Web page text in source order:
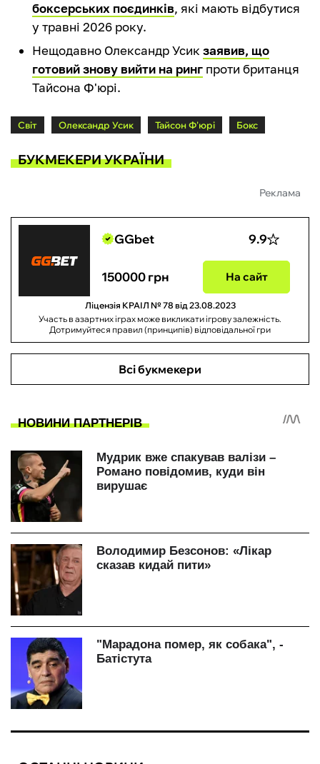
боксерських поєдинків, які мають відбутися
у травні 2026 року.
Нещодавно Олександр Усик заявив, що
готовий знову вийти на ринг проти британця
Тайсона Ф'юрі.
Світ Олександр Усик Тайсон Ф'юрі Бокс
БУКМЕКЕРИ УКРАЇНИ
Реклама
GGbet 9.9
150000 грн На сайт
Ліцензія КРАІЛ № 78 від 23.08.2023
Участь в азартних іграх може викликати ігрову залежність.
Дотримуйтеся правил (принципів) відповідальної гри
Всі букмекери